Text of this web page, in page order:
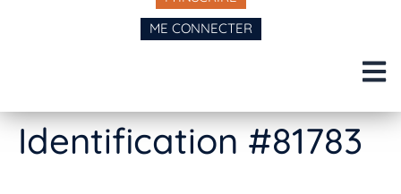
ME CONNECTER
Identification #81783